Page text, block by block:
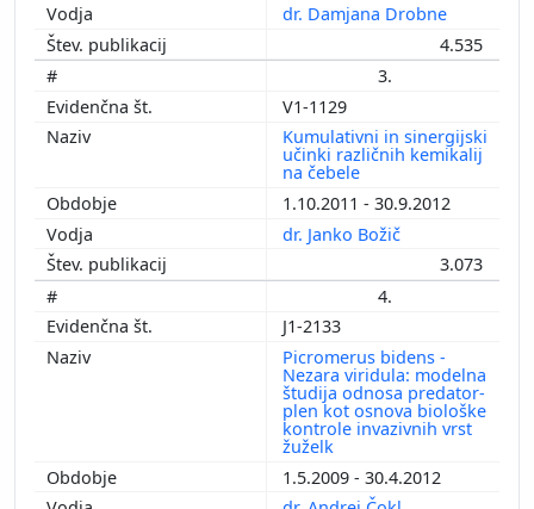
dr. Damjana Drobne
4.535
3.
V1-1129
Kumulativni in sinergijski
učinki različnih kemikalij
na čebele
1.10.2011 - 30.9.2012
dr. Janko Božič
3.073
4.
J1-2133
Picromerus bidens -
Nezara viridula: modelna
študija odnosa predator-
plen kot osnova biološke
kontrole invazivnih vrst
žuželk
1.5.2009 - 30.4.2012